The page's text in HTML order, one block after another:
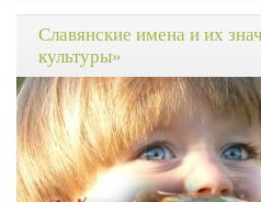
Славянские имена и их
культуры»